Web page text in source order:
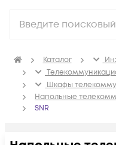
Каталог
Шкафы
Напольные
SNR